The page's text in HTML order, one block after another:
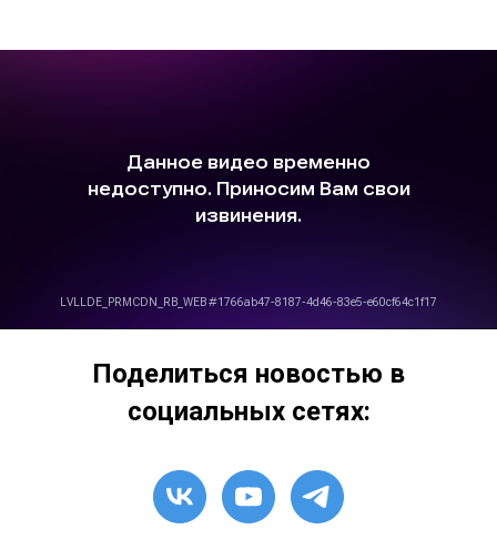
Поделиться новостью в
социальных сетях: